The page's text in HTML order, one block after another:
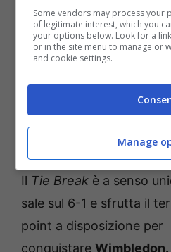
Djokovic durante la finale –
MeteoWeek.com
Anche il quarto set è
Tengono entrambi il
andare alTie Breakper
Il Tie Break è a senso
sale sul 6-1 e sfrutta il
point a disposizione per
conquistare Wimbledon.
Some vendors may process your
of legitimate interest, which you
your options below. Look for a
or in the site menu to manage or
and cookie settings.
Manage